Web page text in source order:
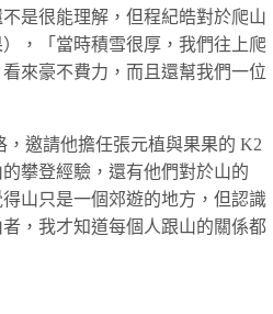
是很能理解，但程紀皓對於爬山
，「當時積雪很厚，我們往上爬
來豪不費力，而且還幫我們一位
邀請他擔任張元植與果果的 K2
攀登經驗，還有他們對於山的
山只是一個郊遊的地方，但認識
，我才知道每個人跟山的關係都